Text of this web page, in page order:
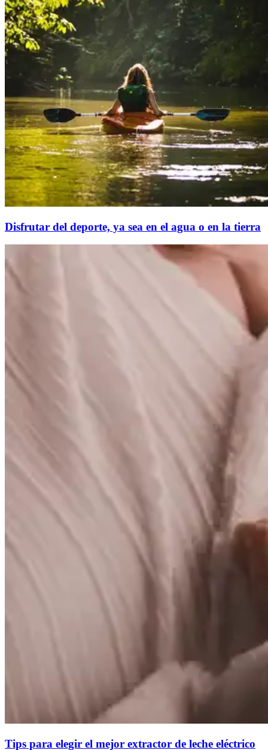
Disfrutar del deporte, ya sea en el agua o en la tierra
Tips para elegir el mejor extractor de leche eléctrico